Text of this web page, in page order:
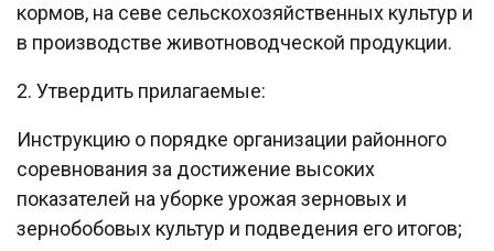
кормов, на севе сельскохозяйственных культур и
в производстве животноводческой продукции.
2. Утвердить прилагаемые:
Инструкцию о порядке организации районного
соревнования за достижение высоких
показателей на уборке урожая зерновых и
зернобобовых культур и подведения его итогов;